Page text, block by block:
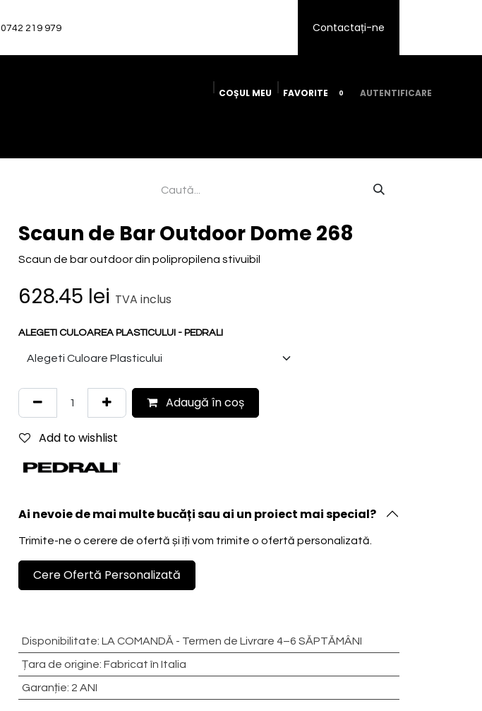
0742 219 979 Contactați-ne
​COȘUL ​ME​U 0
FAVORITE AUTENTIFICARE
Scaun de Bar Outdoor Dome 268
Scaun de bar outdoor din polipropilena stivuibil
628.45 lei TVA inclus
ALEGETI CULOAREA PLASTICULUI - PEDRALI
Adaugă în coș
Add to wishlist
Ai nevoie de mai multe bucăți sau ai un proiect mai special?
Trimite-ne o cerere de ofertă și îți vom trimite o ofertă personalizată.
Cere Ofertă Personalizată
Disponibilitate: LA COMANDĂ - Termen de Livrare 4–6 SĂPTĂMÂNI
Țara de origine: Fabricat în Italia
Garanție: 2 ANI